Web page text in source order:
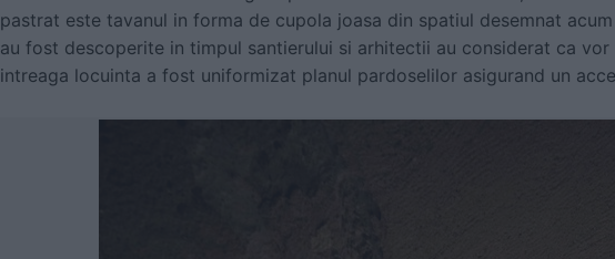
pastrat este tavanul in forma de cupola joasa din spatiul desemnat
au fost descoperite in timpul santierului si arhitectii au considerat ca
intreaga locuinta a fost uniformizat planul pardoselilor asigurand un